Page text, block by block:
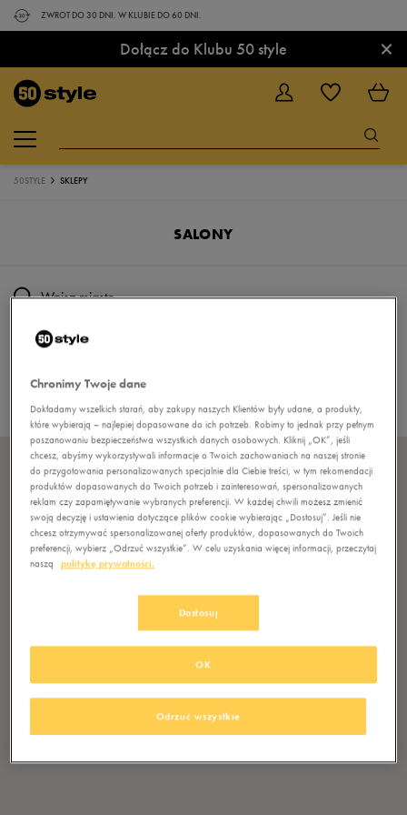
ZWROT DO 30 DNI. W KLUBIE DO 60 DNI.
Dołącz do Klubu 50 style ×
50STYLE SKLEPY
SALONY
Użyj mojej lokalizacji
Lista salonów
ANDRYCHÓW G. ANDRYCHÓW 50STYLE
Ul. Krakowska 146 34-120 Andrychów
BIELSKO-BIAŁA SFERA 50 STYLE
Mostowa 543-300 Bielsko-Biała
CHRZANÓW MAX 50 STYLE
ul. Trzebińska 4032-500 Chrzanów
Trakt Lwowski 4108-400 Garwolin
Chronimy Twoje dane
Dokładamy wszelkich starań, aby zakupy naszych Klientów były udane, a produkty,
które wybierają – najlepiej dopasowane do ich potrzeb. Robimy to jednak przy pełnym
poszanowaniu bezpieczeństwa wszystkich danych osobowych. Kliknij „OK”, jeśli
chcesz, abyśmy wykorzystywali informacje o Twoich zachowaniach na naszej stronie
do przygotowania personalizowanych specjalnie dla Ciebie treści, w tym rekomendacji
produktów dopasowanych do Twoich potrzeb i zainteresowań, spersonalizowanych
reklam czy zapamiętywanie wybranych preferencji. W każdej chwili możesz zmienić
swoją decyzję i ustawienia dotyczące plików cookie wybierając „Dostosuj”. Jeśli nie
chcesz otrzymywać spersonalizowanej oferty produktów, dopasowanych do Twoich
preferencji, wybierz „Odrzuć wszystkie”. W celu uzyskania więcej informacji, przeczytaj
naszą
politykę prywatności.
Dostosuj
Odrzuć wszystkie
OK